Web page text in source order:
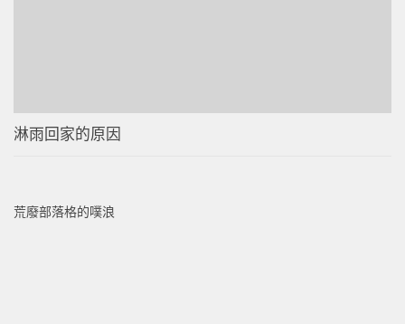
淋雨回家的原因
荒廢部落格的噗浪